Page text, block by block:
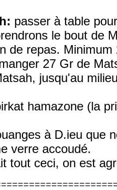
passer à table
le bout de
de repas.
27 Gr de
jusqu'au
hamazone (la
à D.ieu que
verre accoudé.
tout ceci, on est